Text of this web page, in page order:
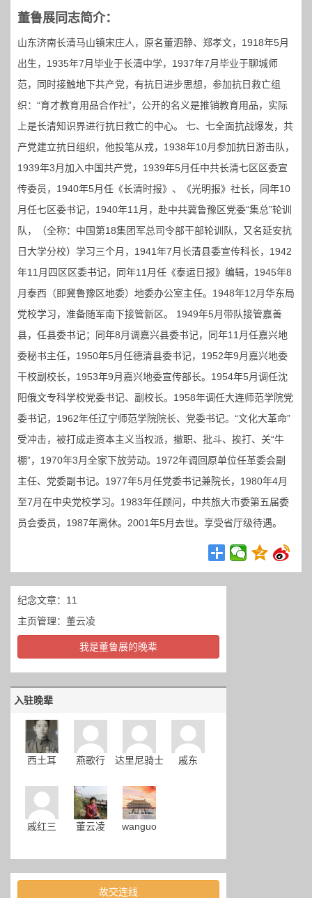
董鲁展同志简介：
山东济南长清马山镇宋庄人，原名董泗静、郑孝文，1918年5月
出生，1935年7月毕业于长清中学，1937年7月毕业于聊城师
范，同时接触地下共产党，有抗日进步思想，参加抗日救亡组
织：“育才教育用品合作社”，公开的名义是推销教育用品，实际
上是长清知识界进行抗日救亡的中心。 七、七全面抗战爆发，共
产党建立抗日组织，他投笔从戎，1938年10月参加抗日游击队，
1939年3月加入中国共产党，1939年5月任中共长清七区区委宣
传委员，1940年5月任《长清时报》、《光明报》社长，同年10
月任七区委书记，1940年11月，赴中共冀鲁豫区党委“集总”轮训
队，（全称：中国第18集团军总司令部干部轮训队，又名延安抗
日大学分校）学习三个月，1941年7月长清县委宣传科长，1942
年11月四区区委书记，同年11月任《泰运日报》编辑，1945年8
月泰西（即冀鲁豫区地委）地委办公室主任。1948年12月华东局
党校学习，准备随军南下接管新区。 1949年5月带队接管嘉善
县，任县委书记；同年8月调嘉兴县委书记，同年11月任嘉兴地
委秘书主任，1950年5月任德清县委书记，1952年9月嘉兴地委
干校副校长，1953年9月嘉兴地委宣传部长。1954年5月调任沈
阳俄文专科学校党委书记、副校长。1958年调任大连师范学院党
委书记，1962年任辽宁师范学院院长、党委书记。“文化大革命”
受冲击，被打成走资本主义当权派，撤职、批斗、挨打、关“牛
棚”，1970年3月全家下放劳动。1972年调回原单位任革委会副
主任、党委副书记。1977年5月任党委书记兼院长，1980年4月
至7月在中央党校学习。1983年任顾问，中共旅大市委第五届委
员会委员，1987年离休。2001年5月去世。享受省厅级待遇。
纪念文章：11
主页管理： 董云凌
我是董鲁展的晚辈
入驻晚辈
西土耳 燕歌行 达里尼骑士 戚东
戚红三 董云凌 wanguo
故交连线